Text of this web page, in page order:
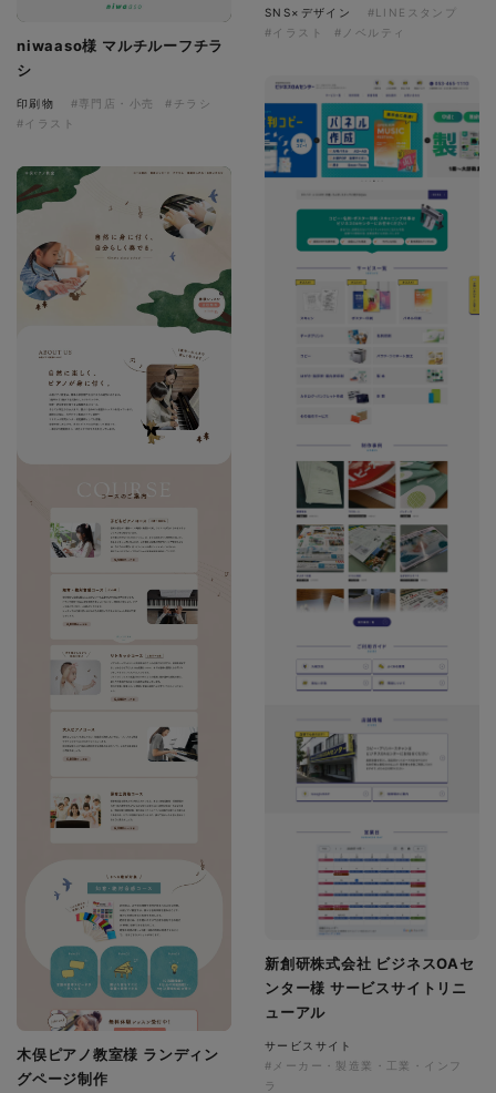
niwaaso様 マルチルーフチラ
シ
印刷物 #専門店・小売
#チラシ
#イラスト
SNS×デザイン
#LINEスタンプ
#イラスト
#ノベルティ
新創研株式会社 ビジネスOAセ
ンター様 サービスサイトリニ
ューアル
サービスサイト
#メーカー・製造業・工業・インフ
ラ
木俣ピアノ教室様 ランディン
グページ制作